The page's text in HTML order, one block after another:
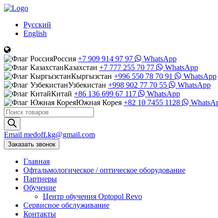
Русский
English
Россия +7 909 914 97 97
WhatsApp
Казахстан +7 777 255 70 77
WhatsApp
Кыргызстан +996 550 78 70 91
WhatsApp
Узбекистан +998 902 77 70 55
WhatsApp
Китай +86 136 699 67 117
WhatsApp
Южная Корея +82 10 7455 1128
Поиск
товаров
Email medoff.kg@gmail.com
Заказать звонок
Главная
Офтальмологическое / оптическое оборудование
Партнеры
Обучение
Центр обучения Оptopol Revo
Сервисное обслуживание
Контакты